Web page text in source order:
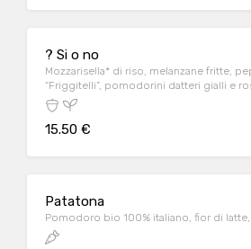
? Si o no
Mozzarisella* di riso, melanzane fritte,
“Friggitelli”, pomodorini datteri gialli e
mandorle siciliane
15.50 €
Patatona
Pomodoro bio 100% italiano, fior di